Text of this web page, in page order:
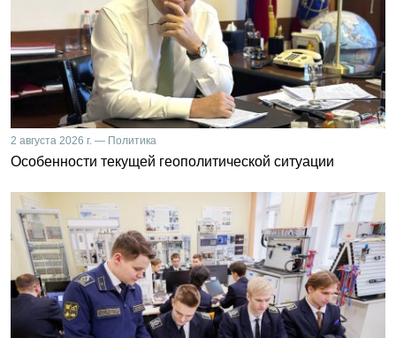
2 августа 2026 г. — Политика
Особенности текущей геополитической ситуации